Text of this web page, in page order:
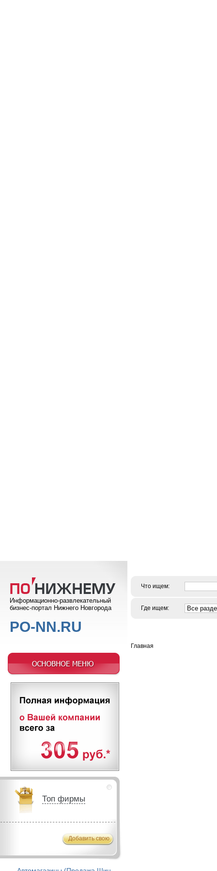
Что ищем:
Где ищем:
Главная
Информационно-развлекательный
бизнес-портал Нижнего Новгорода
PO-NN.RU
Топ фирмы
Добавить свою